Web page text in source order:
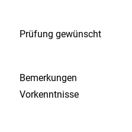
Prüfung gewünscht
Bemerkungen
Vorkenntnisse